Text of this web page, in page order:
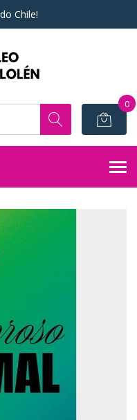
Chile!
0